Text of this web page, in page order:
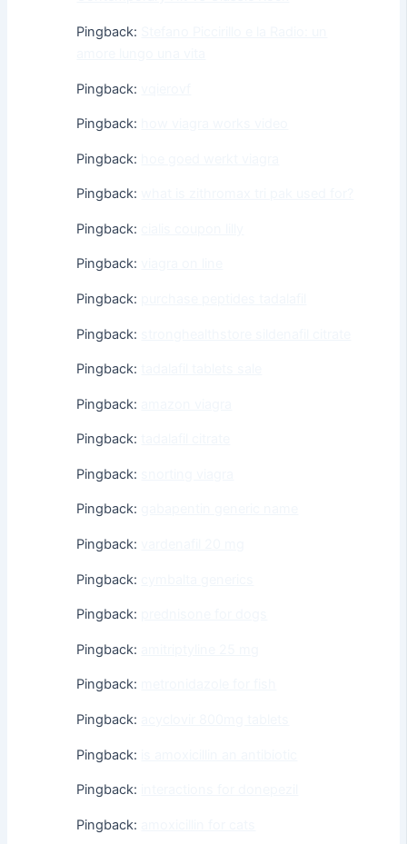
Pingback:
Pingback:
Pingback:
Pingback:
Pingback:
Pingback:
Pingback:
Pingback:
Pingback:
Pingback:
Pingback:
Pingback:
Pingback:
Pingback:
Pingback:
Pingback:
Pingback:
Pingback:
Pingback:
Pingback:
Pingback:
Pingback:
Pingback: